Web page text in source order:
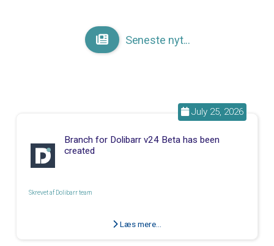
Seneste nyt...
July 25, 2026
Branch for Dolibarr v24 Beta has been
created
Skrevet af Dolibarr team
Læs mere...